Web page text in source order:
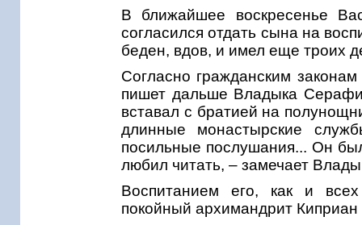
В ближайшее воскресенье
согласился отдать сына на
беден, вдов, и имел еще троих
Согласно гражданским
пишет дальше Владыка
вставал с братией на
длинные монастырские
посильные послушания... Он
любил читать, – замечает
Воспитанием его, как и
покойный архимандрит